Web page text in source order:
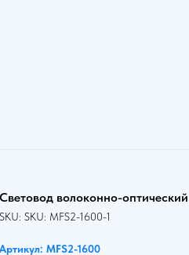
Световод волоконно-
SKU: SKU: MFS2-1600-1
Артикул: MFS2-1600